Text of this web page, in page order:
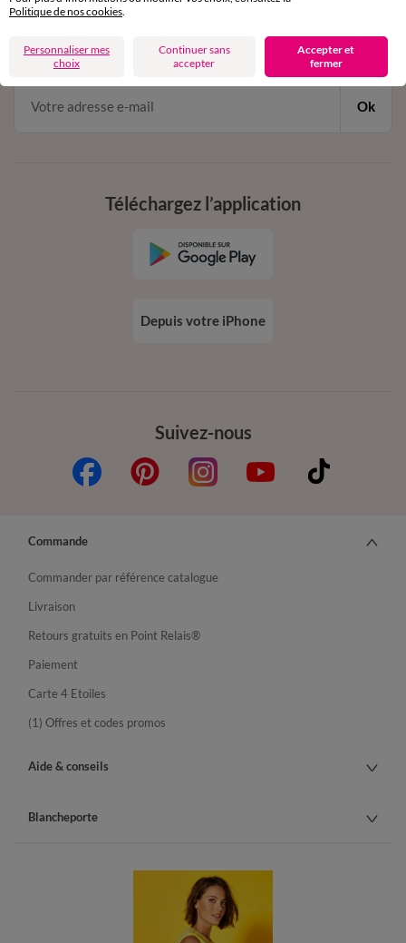
en vous inscrivant à la newsletter
dès 20€ d’achat
conditions dans votre email de confirmation
Ok
Suivez-nous
Téléchargez l’application
Depuis votre iPhone
Commande
Commander par référence catalogue
Livraison
Retours gratuits en Point Relais®
Paiement
Carte 4 Etoiles
(1) Offres et codes promos
Aide & conseils
Blancheporte
Politique de nos cookies
Personnaliser mes
choix
Continuer sans
accepter
Accepter et
fermer